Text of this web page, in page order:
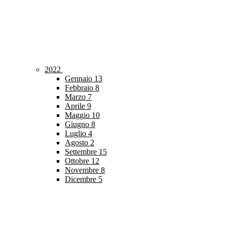
2022
Gennaio 13
Febbraio 8
Marzo 7
Aprile 9
Maggio 10
Giugno 8
Luglio 4
Agosto 2
Settembre 15
Ottobre 12
Novembre 8
Dicembre 5